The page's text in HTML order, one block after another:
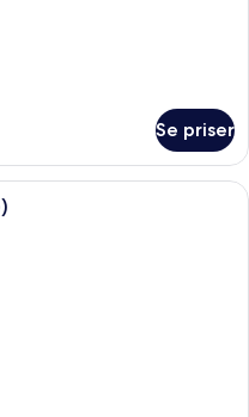
Se priser
hotelværelse med to senge, et